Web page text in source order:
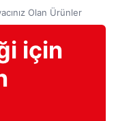
Olan Ürünler
için